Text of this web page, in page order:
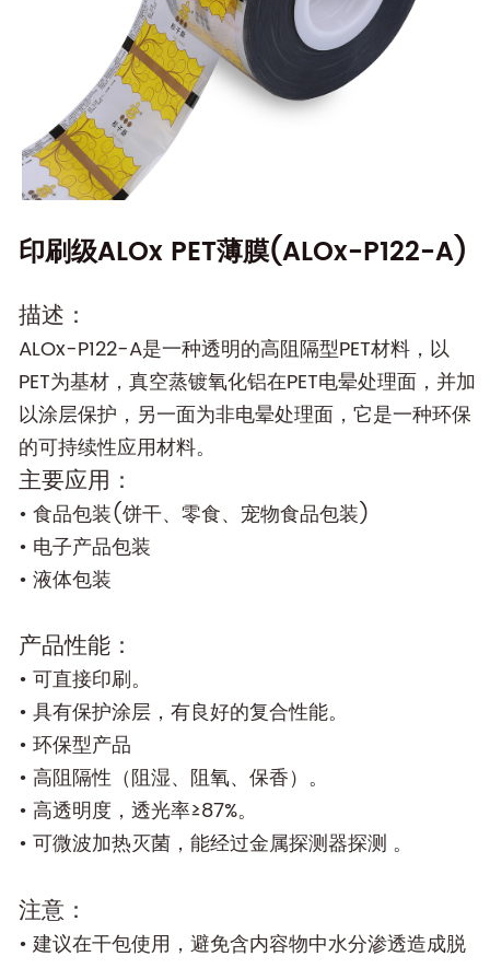
印刷级ALOx PET薄膜(ALOx-P122-A)
描述：
ALOx-P122-A是一种透明的高阻隔型PET材料，以
PET为基材，真空蒸镀氧化铝在PET电晕处理面，并加
以涂层保护，另一面为非电晕处理面，它是一种环保
的可持续性应用材料。
主要应用：
• 食品包装(饼干、零食、宠物食品包装)
• 电子产品包装
• 液体包装
产品性能：
• 可直接印刷。
• 具有保护涂层，有良好的复合性能。
• 环保型产品
• 高阻隔性（阻湿、阻氧、保香）。
• 高透明度，透光率≥87%。
• 可微波加热灭菌，能经过金属探测器探测 。
注意：
• 建议在干包使用，避免含内容物中水分渗透造成脱